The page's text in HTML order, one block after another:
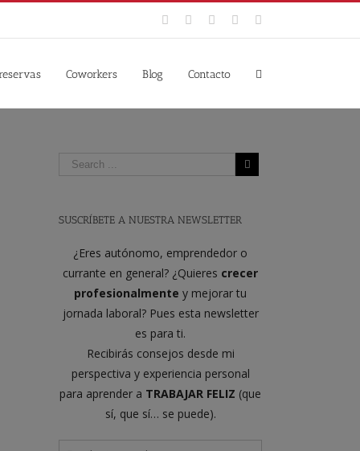
Facebook
TwitterYouTubeInstagram
Coworkers Blog Contacto
SUSCRÍBETE A NUESTRA NEWSLETTER